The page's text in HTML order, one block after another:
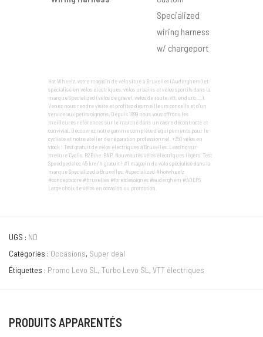
Specialized
wiring harness
w/ chargeport
Hot Wheelz, votre magasin de vélo situé à Bruxelles (Auderghem) et
spécialisé en vélos électriques, vélos urbains et vélos sportifs dans la
marque Specialized (vélos de gravel, vélos de route, vtt, enduro, …).
Venez nous rendre visite et profitez des meilleurs conseils et d’un
service aux petits oignons. Depuis 1999 nous vous offrons les
meilleures références sur le marché dans un cadre décontracté et
convivial. Découvrez notre gamme complète d'équipements pour le
cycliste et notre atelier de réparation professionnel. +350 vélos en
stock ! Test gratuit de vélos électriques à Bruxelles. Leasing sur-
mesure Cyclis, B2Bike, BNP. Nouveautés vélos électriques légers. Test
Speedpedelec 45 km/h gratuit ! #1 magasin de vélo spécialisé dans la
marque Specialized à Bruxelles. #specialized #hotwheelz
#conceptstore #bruxelles #foretdesoignes #auderghem #ADEPS
Large choix de vélos en occasion ou promotion.
UGS : ND
Catégories : Occasions, Super deal
Étiquettes : Promo Levo SL , Turbo Levo SL , VTT électriques
PRODUITS APPARENTÉS